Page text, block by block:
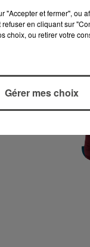
"Accepter et fermer", ou
en cliquant sur
choix, ou retirer votre
Gérer mes choix